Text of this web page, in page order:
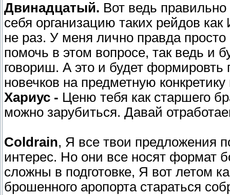
Двинадцатый. Вот ведь
себя организацию таких рейдов
не раз. У меня лично правда
помочь в этом вопросе, так ведь и
говориш. А это и будет
новечков на предметную
Хариус - Ценю тебя как старшего
можно зарубиться. Давай
Coldrain, Я все твои предложения
интерес. Но они все носят формат
сложны в подготовке, Я вот летом
брошенного аропорта стараться